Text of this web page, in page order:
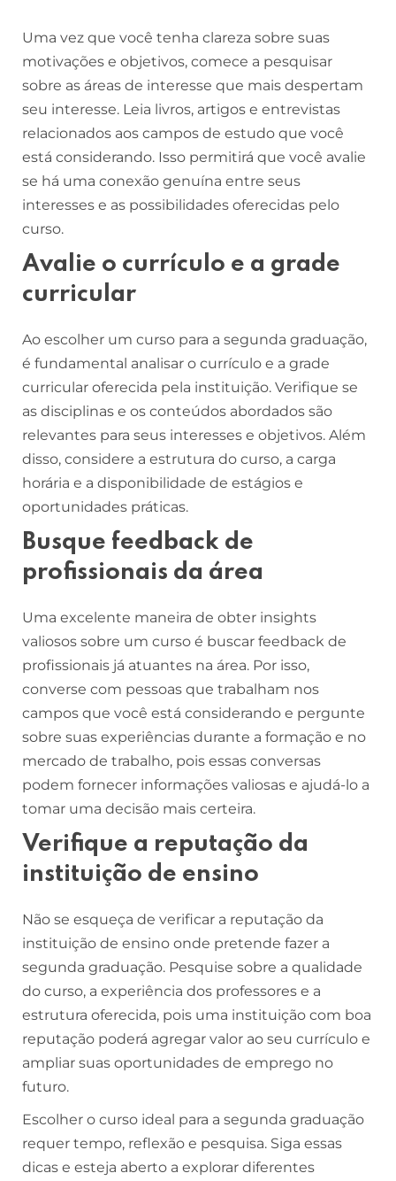
Uma vez que você tenha clareza sobre suas
motivações e objetivos, comece a pesquisar
sobre as áreas de interesse que mais despertam
seu interesse. Leia livros, artigos e entrevistas
relacionados aos campos de estudo que você
está considerando. Isso permitirá que você avalie
se há uma conexão genuína entre seus
interesses e as possibilidades oferecidas pelo
curso.
Avalie o currículo e a grade
curricular
Ao escolher um curso para a segunda graduação,
é fundamental analisar o currículo e a grade
curricular oferecida pela instituição. Verifique se
as disciplinas e os conteúdos abordados são
relevantes para seus interesses e objetivos. Além
disso, considere a estrutura do curso, a carga
horária e a disponibilidade de estágios e
oportunidades práticas.
Busque feedback de
profissionais da área
Uma excelente maneira de obter insights
valiosos sobre um curso é buscar feedback de
profissionais já atuantes na área. Por isso,
converse com pessoas que trabalham nos
campos que você está considerando e pergunte
sobre suas experiências durante a formação e no
mercado de trabalho, pois essas conversas
podem fornecer informações valiosas e ajudá-lo a
tomar uma decisão mais certeira.
Verifique a reputação da
instituição de ensino
Não se esqueça de verificar a reputação da
instituição de ensino onde pretende fazer a
segunda graduação. Pesquise sobre a qualidade
do curso, a experiência dos professores e a
estrutura oferecida, pois uma instituição com boa
reputação poderá agregar valor ao seu currículo e
ampliar suas oportunidades de emprego no
futuro.
Escolher o curso ideal para a segunda graduação
requer tempo, reflexão e pesquisa. Siga essas
dicas e esteja aberto a explorar diferentes